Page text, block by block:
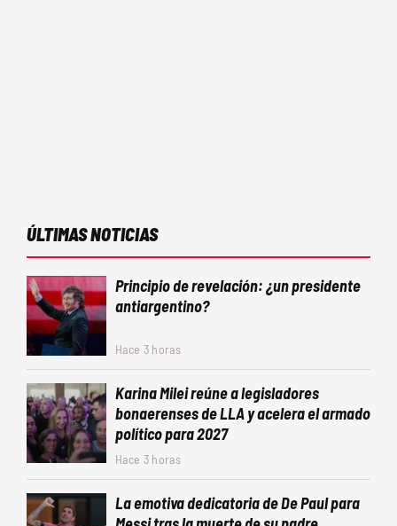
ÚLTIMAS NOTICIAS
Principio de revelación: ¿un presidente
antiargentino?
Hace 3 horas
Karina Milei reúne a legisladores
bonaerenses de LLA y acelera el armado
político para 2027
Hace 3 horas
La emotiva dedicatoria de De Paul para